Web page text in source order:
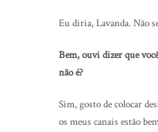
Eu diria, Lavanda. Não
Bem, ouvi dizer que
não é?
Sim, gosto de colocar
os meus canais estão